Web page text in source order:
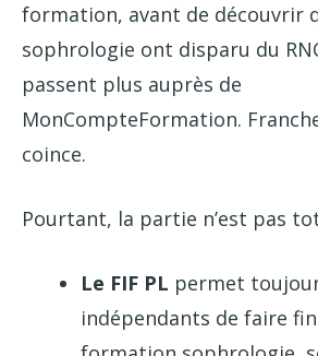
formation, avant de découvrir
sophrologie ont disparu du
passent plus auprès de
MonCompteFormation.
coince.
Pourtant, la partie n’est pas
Le FIF PL permet
indépendants de faire